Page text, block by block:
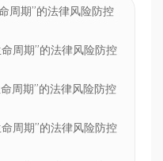
周期”的法律风险防控
周期”的法律风险防控
周期”的法律风险防控
周期”的法律风险防控